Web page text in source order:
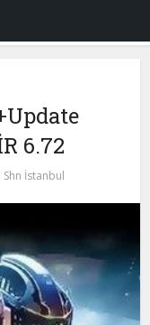
6.72
Shn İstanbul